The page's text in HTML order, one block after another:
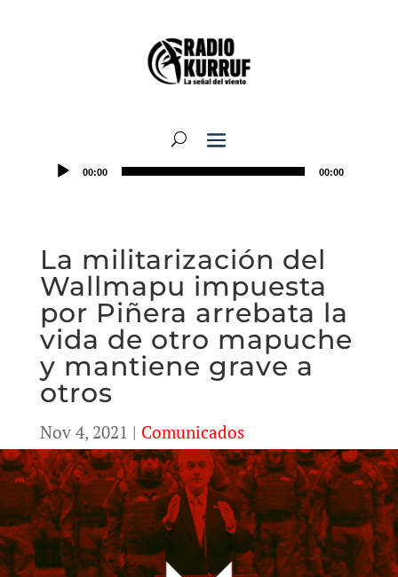
00:00 00:00
La militarización del
Wallmapu impuesta
por Piñera arrebata la
vida de otro mapuche
y mantiene grave a
otros
Nov 4, 2021 | Comunicados